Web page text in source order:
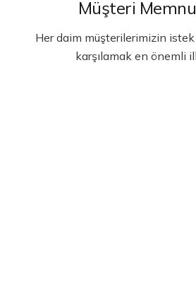
Müşteri
Her daim müşterilerimizin
karşılamak en önemli